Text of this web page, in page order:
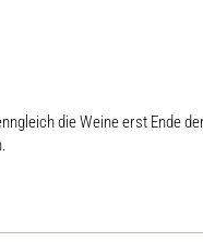
die Weine erst Ende